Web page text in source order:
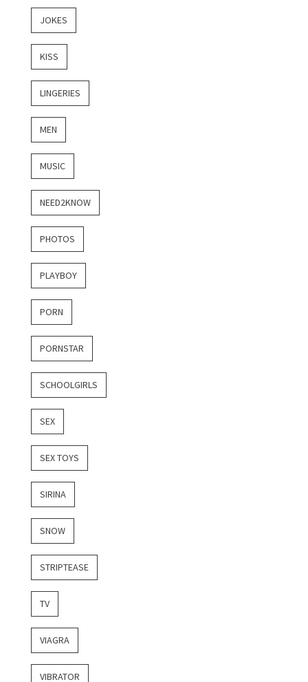
JOKES
KISS
LINGERIES
MEN
MUSIC
NEED2KNOW
PHOTOS
PLAYBOY
PORN
PORNSTAR
SCHOOLGIRLS
SEX
SEX TOYS
SIRINA
SNOW
STRIPTEASE
TV
VIAGRA
VIBRATOR